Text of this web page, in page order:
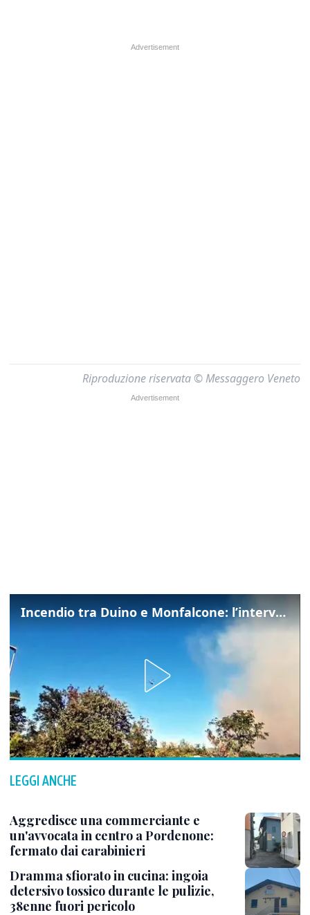
Riproduzione riservata © Messaggero Veneto
Incendio tra Duino e Monfalcone: l’intervento dei vigili del fuoco
LEGGI ANCHE
Aggredisce una commerciante e
un'avvocata in centro a Pordenone:
fermato dai carabinieri
Dramma sfiorato in cucina: ingoia
detersivo tossico durante le pulizie,
38enne fuori pericolo